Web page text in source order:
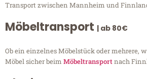
Transport zwischen Mannheim und
Möbeltransport | ab 80€
Ob ein einzelnes Möbelstück oder mehrere,
Möbel sicher beim Möbeltransportnach